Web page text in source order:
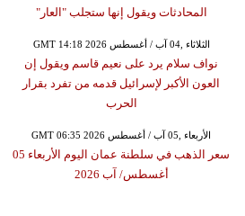
المحادثات ويقول إنها ستجلب "العار"
GMT 14:18 2026 الثلاثاء ,04 آب / أغسطس
نواف سلام يرد على نعيم قاسم ويقول إن
العون الأكبر لإسرائيل قدمه من تفرد بقرار
الحرب
GMT 06:35 2026 الأربعاء ,05 آب / أغسطس
سعر الذهب في سلطنة عمان اليوم الأربعاء 05
أغسطس/ آب 2026